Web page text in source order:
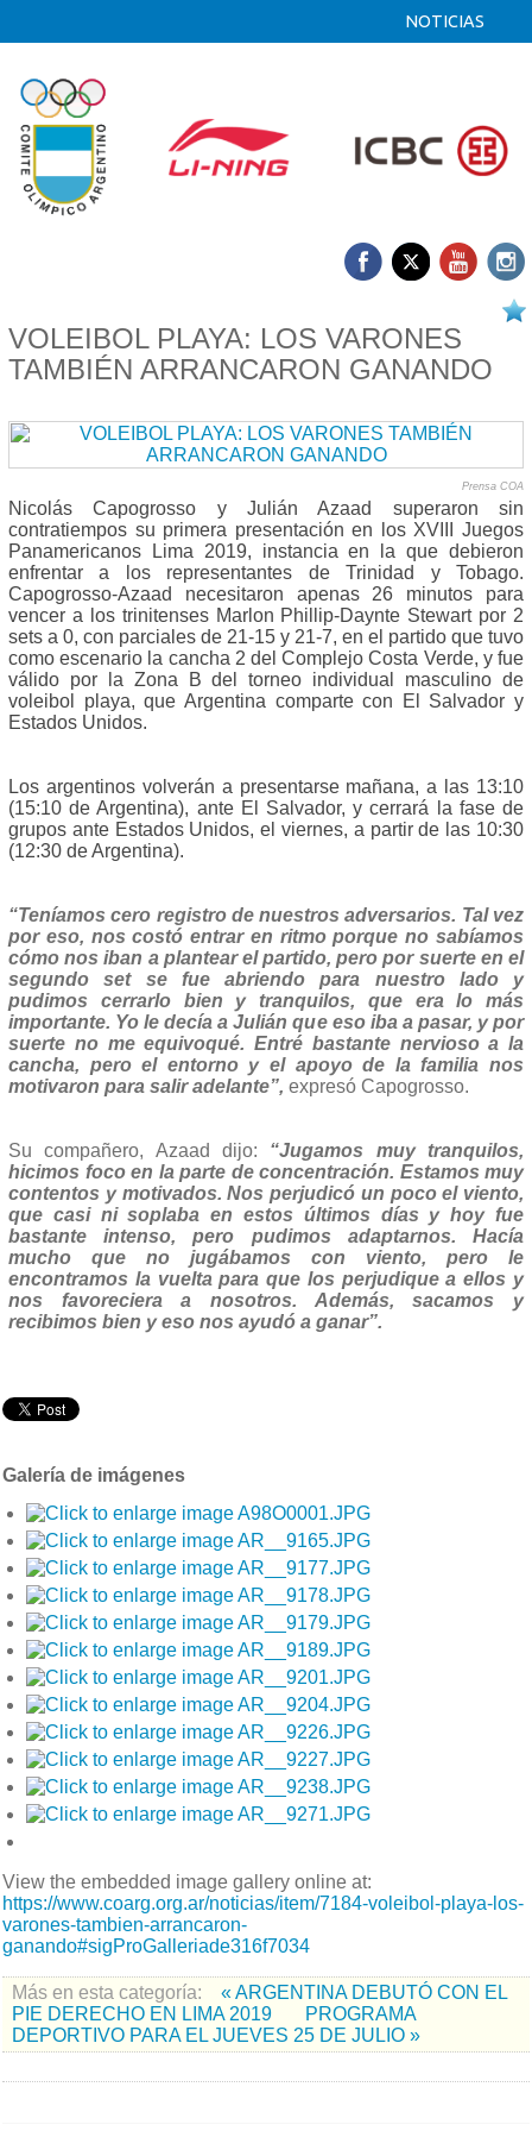
NOTICIAS
VOLEIBOL PLAYA: LOS VARONES
TAMBIÉN ARRANCARON GANANDO
Prensa COA
Nicolás Capogrosso y Julián Azaad superaron sin
contratiempos su primera presentación en los XVIII Juegos
Panamericanos Lima 2019, instancia en la que debieron
enfrentar a los representantes de Trinidad y Tobago.
Capogrosso-Azaad necesitaron apenas 26 minutos para
vencer a los trinitenses Marlon Phillip-Daynte Stewart por 2
sets a 0, con parciales de 21-15 y 21-7, en el partido que tuvo
como escenario la cancha 2 del Complejo Costa Verde, y fue
válido por la Zona B del torneo individual masculino de
voleibol playa, que Argentina comparte con El Salvador y
Estados Unidos.
Los argentinos volverán a presentarse mañana, a las 13:10
(15:10 de Argentina), ante El Salvador, y cerrará la fase de
grupos ante Estados Unidos, el viernes, a partir de las 10:30
(12:30 de Argentina).
“Teníamos cero registro de nuestros adversarios. Tal vez
por eso, nos costó entrar en ritmo porque no sabíamos
cómo nos iban a plantear el partido, pero por suerte en el
segundo set se fue abriendo para nuestro lado y
pudimos cerrarlo bien y tranquilos, que era lo más
importante. Yo le decía a Julián que eso iba a pasar, y por
suerte no me equivoqué. Entré bastante nervioso a la
cancha, pero el entorno y el apoyo de la familia nos
motivaron para salir adelante”, expresó Capogrosso.
Su compañero, Azaad dijo: “Jugamos muy tranquilos,
hicimos foco en la parte de concentración. Estamos muy
contentos y motivados. Nos perjudicó un poco el viento,
que casi ni soplaba en estos últimos días y hoy fue
bastante intenso, pero pudimos adaptarnos. Hacía
mucho que no jugábamos con viento, pero le
encontramos la vuelta para que los perjudique a ellos y
nos favoreciera a nosotros. Además, sacamos y
recibimos bien y eso nos ayudó a ganar”.
Galería de imágenes
View the embedded image gallery online at:
https://www.coarg.org.ar/noticias/item/7184-voleibol-playa-los-
varones-tambien-arrancaron-
ganando#sigProGalleriade316f7034
Más en esta categoría:
« ARGENTINA DEBUTÓ CON EL
PIE DERECHO EN LIMA 2019
PROGRAMA
DEPORTIVO PARA EL JUEVES 25 DE JULIO »